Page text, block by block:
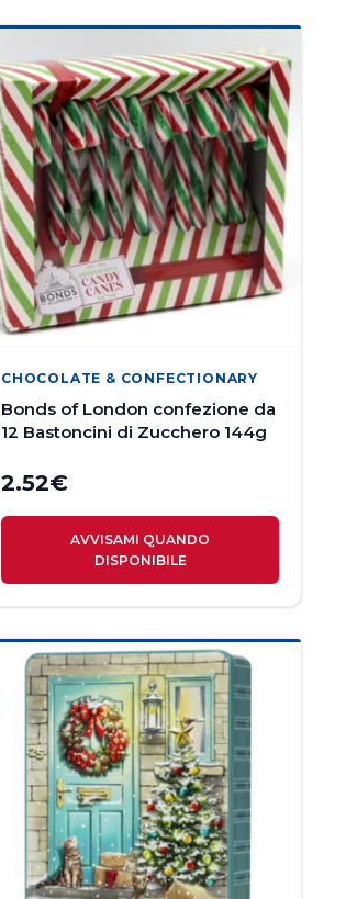
CHOCOLATE & CONFECTIONARY
Bonds of London confezione da
12 Bastoncini di Zucchero 144g
2.52€
AVVISAMI QUANDO
DISPONIBILE